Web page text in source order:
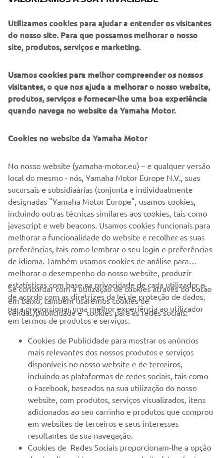
DOWNLOAD
Clique num dos ícones para descarregar a aplicação
gratuita Yamaha Pro Fishing Cup.
EMPRESA
MAIS YAMAHA
SERVIÇO E SUPORTE
NEWSLETTER
Seja o primeiro a saber das últimas ofertas, eventos especiais,
novos lançamentos e muito mais
Utilizamos cookies para ajudar a entender os visitantes
do nosso site. Para que possamos melhorar o nosso
site, produtos, serviços e marketing.
Usamos cookies para melhor compreender os nossos
visitantes, o que nos ajuda a melhorar o nosso website,
produtos, serviços e fornecer-lhe uma boa experiência
quando navega no website da Yamaha Motor.
Cookies no website da Yamaha Motor
No nosso website (yamaha-motor.eu) – e qualquer versão
local do mesmo - nós, Yamaha Motor Europe N.V., suas
sucursais e subsidiaárias (conjunta e individualmente
designadas "Yamaha Motor Europe", usamos cookies,
incluindo outras técnicas similares aos cookies, tais como
javascript e web beacons. Usamos cookies funcionais para
melhorar a funcionalidade do website e recolher as suas
preferências, tais como lembrar o seu login e preferências
de idioma. Também usamos cookies de análise para
melhorar o desempenho do nosso website, produzir
estatísticas com base na privacidade de cada utilizador e
de acordo com as diretrizes da lei de proteção de dados,
para proporcionar uma melhor experiência ao utilizador
em termos de produtos e serviços.
Se concordar com a utilização de cookies através do botão
em baixo, também usaremos cookies de
vendas/publicidade e cookies para as redes sociais:
Cookies de Publicidade para mostrar os anúncios
mais relevantes dos nossos produtos e serviços
disponíveis no nosso website e de terceiros,
incluindo as plataformas de redes sociais, tais como
o Facebook, baseados na sua utilização do nosso
website, com produtos, serviços visualizados, itens
adicionados ao seu carrinho e produtos que comprou
em websites de terceiros e seus interesses
resultantes da sua navegação.
Cookies de Redes Sociais proporcionam-lhe a opção